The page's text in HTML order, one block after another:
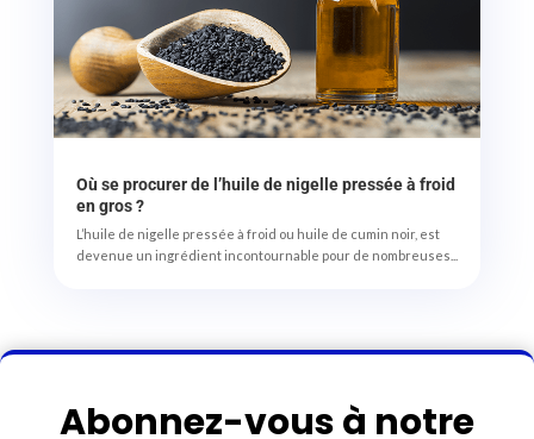
Où se procurer de l’huile de nigelle pressée à froid
en gros ?
L’huile de nigelle pressée à froid ou huile de cumin noir, est
devenue un ingrédient incontournable pour de nombreuses...
Abonnez-vous à notre